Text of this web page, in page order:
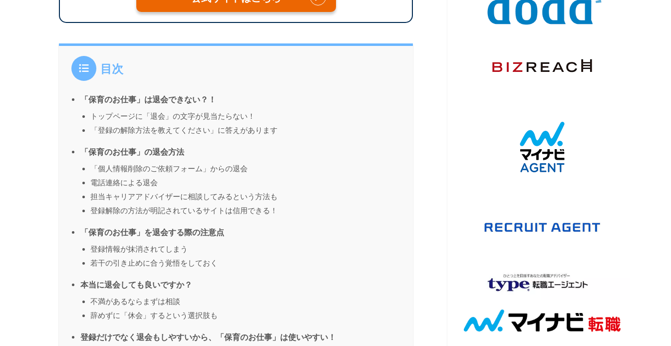
目次
「保育のお仕事」は退会できない？！
トップページに「退会」の文字が見当たらない！
「登録の解除方法を教えてください」に答えがあります
「保育のお仕事」の退会方法
「個人情報削除のご依頼フォーム」からの退会
電話連絡による退会
担当キャリアアドバイザーに相談してみるという方法も
登録解除の方法が明記されているサイトは信用できる！
「保育のお仕事」を退会する際の注意点
登録情報が抹消されてしまう
若干の引き止めに合う覚悟をしておく
本当に退会しても良いですか？
不満があるならまずは相談
辞めずに「休会」するという選択肢も
登録だけでなく退会もしやすいから、「保育のお仕事」は使いやすい！